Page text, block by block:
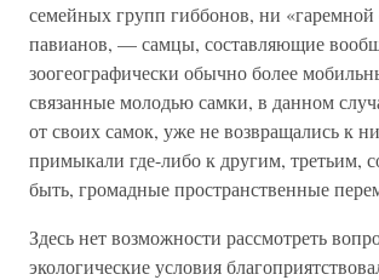
семейных групп гиббонов, ни «гаремной
павианов, — самцы, составляющие
зоогеографически обычно более
связанные молодью самки, в данном
от своих самок, уже не возвращались к
примыкали где-либо к другим, третьим,
быть, громадные пространственные
Здесь нет возможности рассмотреть
экологические условия